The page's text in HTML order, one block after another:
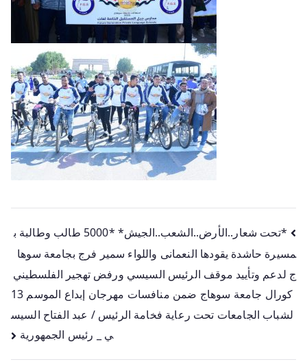
*تحت شعار..الأرض..الشعب..الجيش* *5000 طالب وطالبة ب
مسيرة حاشدة يقودها النعمانى واللواء سمير فرج بجامعة سوها
ج لدعم وتأييد موقف الرئيس السيسي ورفض تهجير الفلسطيني
كورال جامعة سوهاج ضمن منافسات مهرجان إبداع الموسم 13
لشباب الجامعات تحت رعاية فخامة الرئيس / عبد الفتاح السيس
ي _ رئيس الجمهورية